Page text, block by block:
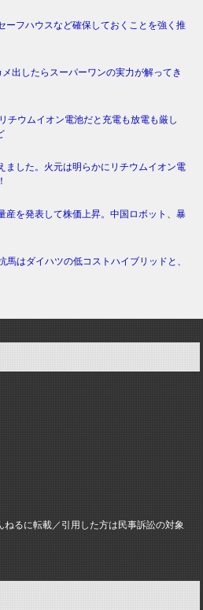
ーフハウスなど確保しておくことを強く推
出したらスーパーワンの実力が解ってき
ウムイオン電池だと充電も放電も厳し
ました。火元は明らかにリチウムイオン電
産を発表して株価上昇。中国ロボット、暴
馬はダイハツの低コストハイブリッドと、
るに転載／引用した方は民事訴訟の対象